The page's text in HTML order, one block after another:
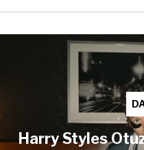
Harry Styles